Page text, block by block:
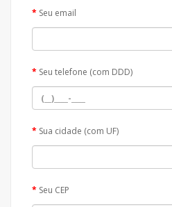
Seu email
Seu telefone (com DDD)
Sua cidade (com UF)
Seu CEP